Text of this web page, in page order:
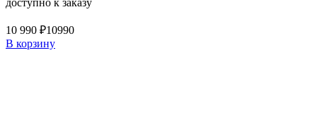
доступно к заказу
10 990 ₽10990
В корзину